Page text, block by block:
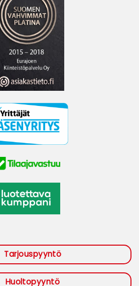
Tarjouspyyntö
Huoltopyyntö